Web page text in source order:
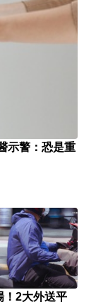
示警：恐是重
！2大外送平